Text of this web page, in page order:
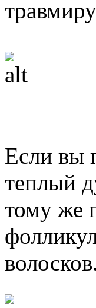
Если вы
теплый
тому же